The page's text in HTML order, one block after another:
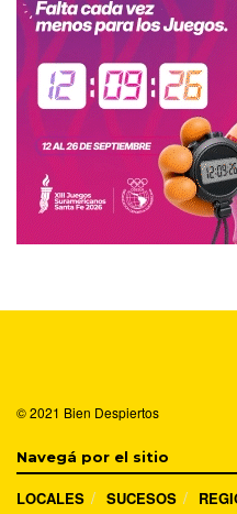
© 2021 Bien Despiertos
Navegá por el sitio
LOCALES SUCESOS